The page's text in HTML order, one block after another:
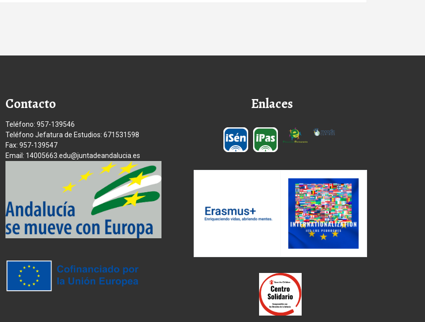
Contacto
Teléfono: 957-139546
Teléfono Jefatura de Estudios: 671531598
Fax: 957-139547
Email: 14005663.edu@juntadeandalucia.es
Enlaces